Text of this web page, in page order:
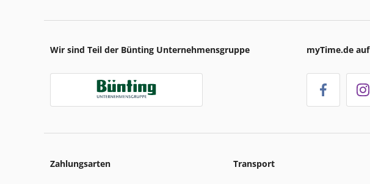
Wir sind Teil der Bünting Unternehmensgruppe myTime.de auf
Zahlungsarten Transport